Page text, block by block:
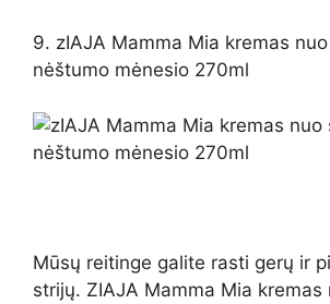
9. zIAJA Mamma Mia kremas
nėštumo mėnesio 270ml
Mūsų reitinge galite rasti gerų ir
strijų. ZIAJA Mamma Mia kremas